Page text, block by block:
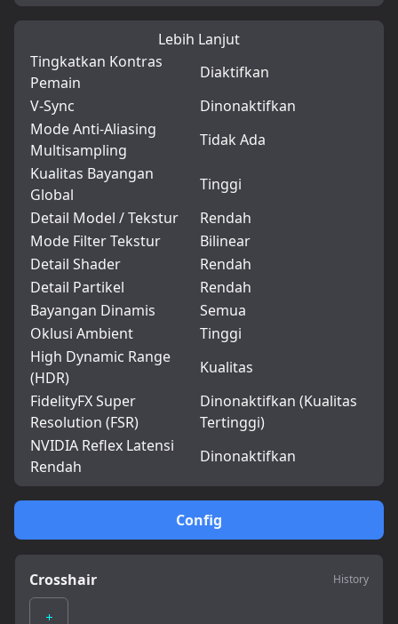
Config
Crosshair History
Lebih Lanjut
Tingkatkan Kontras
Pemain
Diaktifkan
V-Sync
Dinonaktifkan
Mode Anti-Aliasing
Multisampling
Tidak Ada
Kualitas Bayangan
Global
Tinggi
Detail Model / Tekstur
Rendah
Mode Filter Tekstur
Bilinear
Detail Shader
Rendah
Detail Partikel
Rendah
Bayangan Dinamis
Semua
Oklusi Ambient
Tinggi
High Dynamic Range
(HDR)
Kualitas
FidelityFX Super
Resolution (FSR)
Dinonaktifkan (Kualitas
Tertinggi)
NVIDIA Reflex Latensi
Rendah
Dinonaktifkan